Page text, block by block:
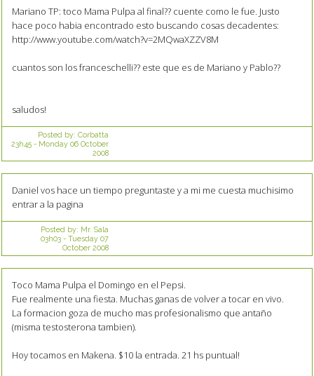
Mariano TP: toco Mama Pulpa al final?? cuente como le fue. Justo
hace poco habia encontrado esto buscando cosas decadentes:
http://www.youtube.com/watch?v=2MQwaXZZV8M
cuantos son los franceschelli?? este que es de Mariano y Pablo??
saludos!
Posted by: Corbatta
23h45- Monday 06 October
2008
Daniel vos hace un tiempo preguntaste y a mi me cuesta muchisimo
entrar a la pagina
Posted by: Mr. Sala
03h03- Tuesday 07
October 2008
Toco Mama Pulpa el Domingo en el Pepsi.
Fue realmente una fiesta. Muchas ganas de volver a tocar en vivo.
La formacion goza de mucho mas profesionalismo que antaño
(misma testosterona tambien).
Hoy tocamos en Makena. $10 la entrada. 21 hs puntual!